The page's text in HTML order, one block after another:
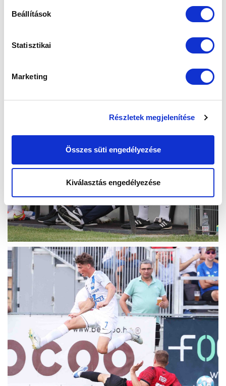
Beállítások
Statisztikai
Marketing
Részletek megjelenítése
Összes süti engedélyezése
Kiválasztás engedélyezése